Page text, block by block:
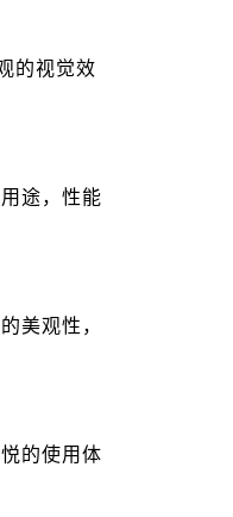
的视觉效
途，性能
美观性，
的使用体